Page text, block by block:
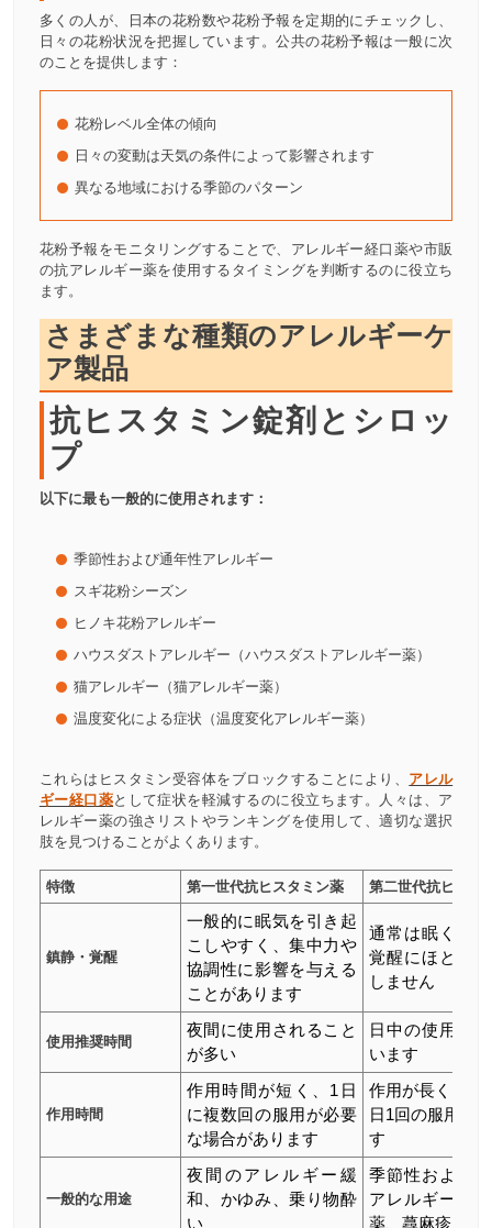
多くの人が、日本の花粉数や花粉予報を定期的にチェックし、
日々の花粉状況を把握しています。公共の花粉予報は一般に次
のことを提供します：
花粉レベル全体の傾向
日々の変動は天気の条件によって影響されます
異なる地域における季節のパターン
花粉予報をモニタリングすることで、アレルギー経口薬や市販
の抗アレルギー薬を使用するタイミングを判断するのに役立ち
ます。
さまざまな種類のアレルギーケ
ア製品
抗ヒスタミン錠剤とシロッ
プ
以下に最も一般的に使用されます：
季節性および通年性アレルギー
スギ花粉シーズン
ヒノキ花粉アレルギー
ハウスダストアレルギー（ハウスダストアレルギー薬）
猫アレルギー（猫アレルギー薬）
温度変化による症状（温度変化アレルギー薬）
これらはヒスタミン受容体をブロックすることにより、 アレル
ギー経口薬として症状を軽減するのに役立ちます。人々は、ア
レルギー薬の強さリストやランキングを使用して、適切な選択
肢を見つけることがよくあります。
特徴 第一世代抗ヒスタミン薬 第二世代抗ヒスタ
鎮静・覚醒
一般的に眠気を引き起
こしやすく、集中力や
協調性に影響を与える
ことがあります
通常は眠くな
覚醒にほとん
しません
使用推奨時間
夜間に使用されること
が多い
日中の使用に
います
作用時間
作用時間が短く、1日
に複数回の服用が必要
な場合があります
作用が長く、通
日1回の服用で
す
一般的な用途
夜間のアレルギー緩
和、かゆみ、乗り物酔
い
季節性および
アレルギー性
薬、蕁麻疹